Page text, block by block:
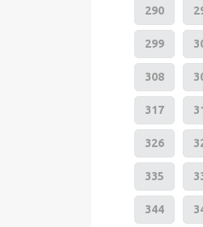
290
299
308
317
326
335
344